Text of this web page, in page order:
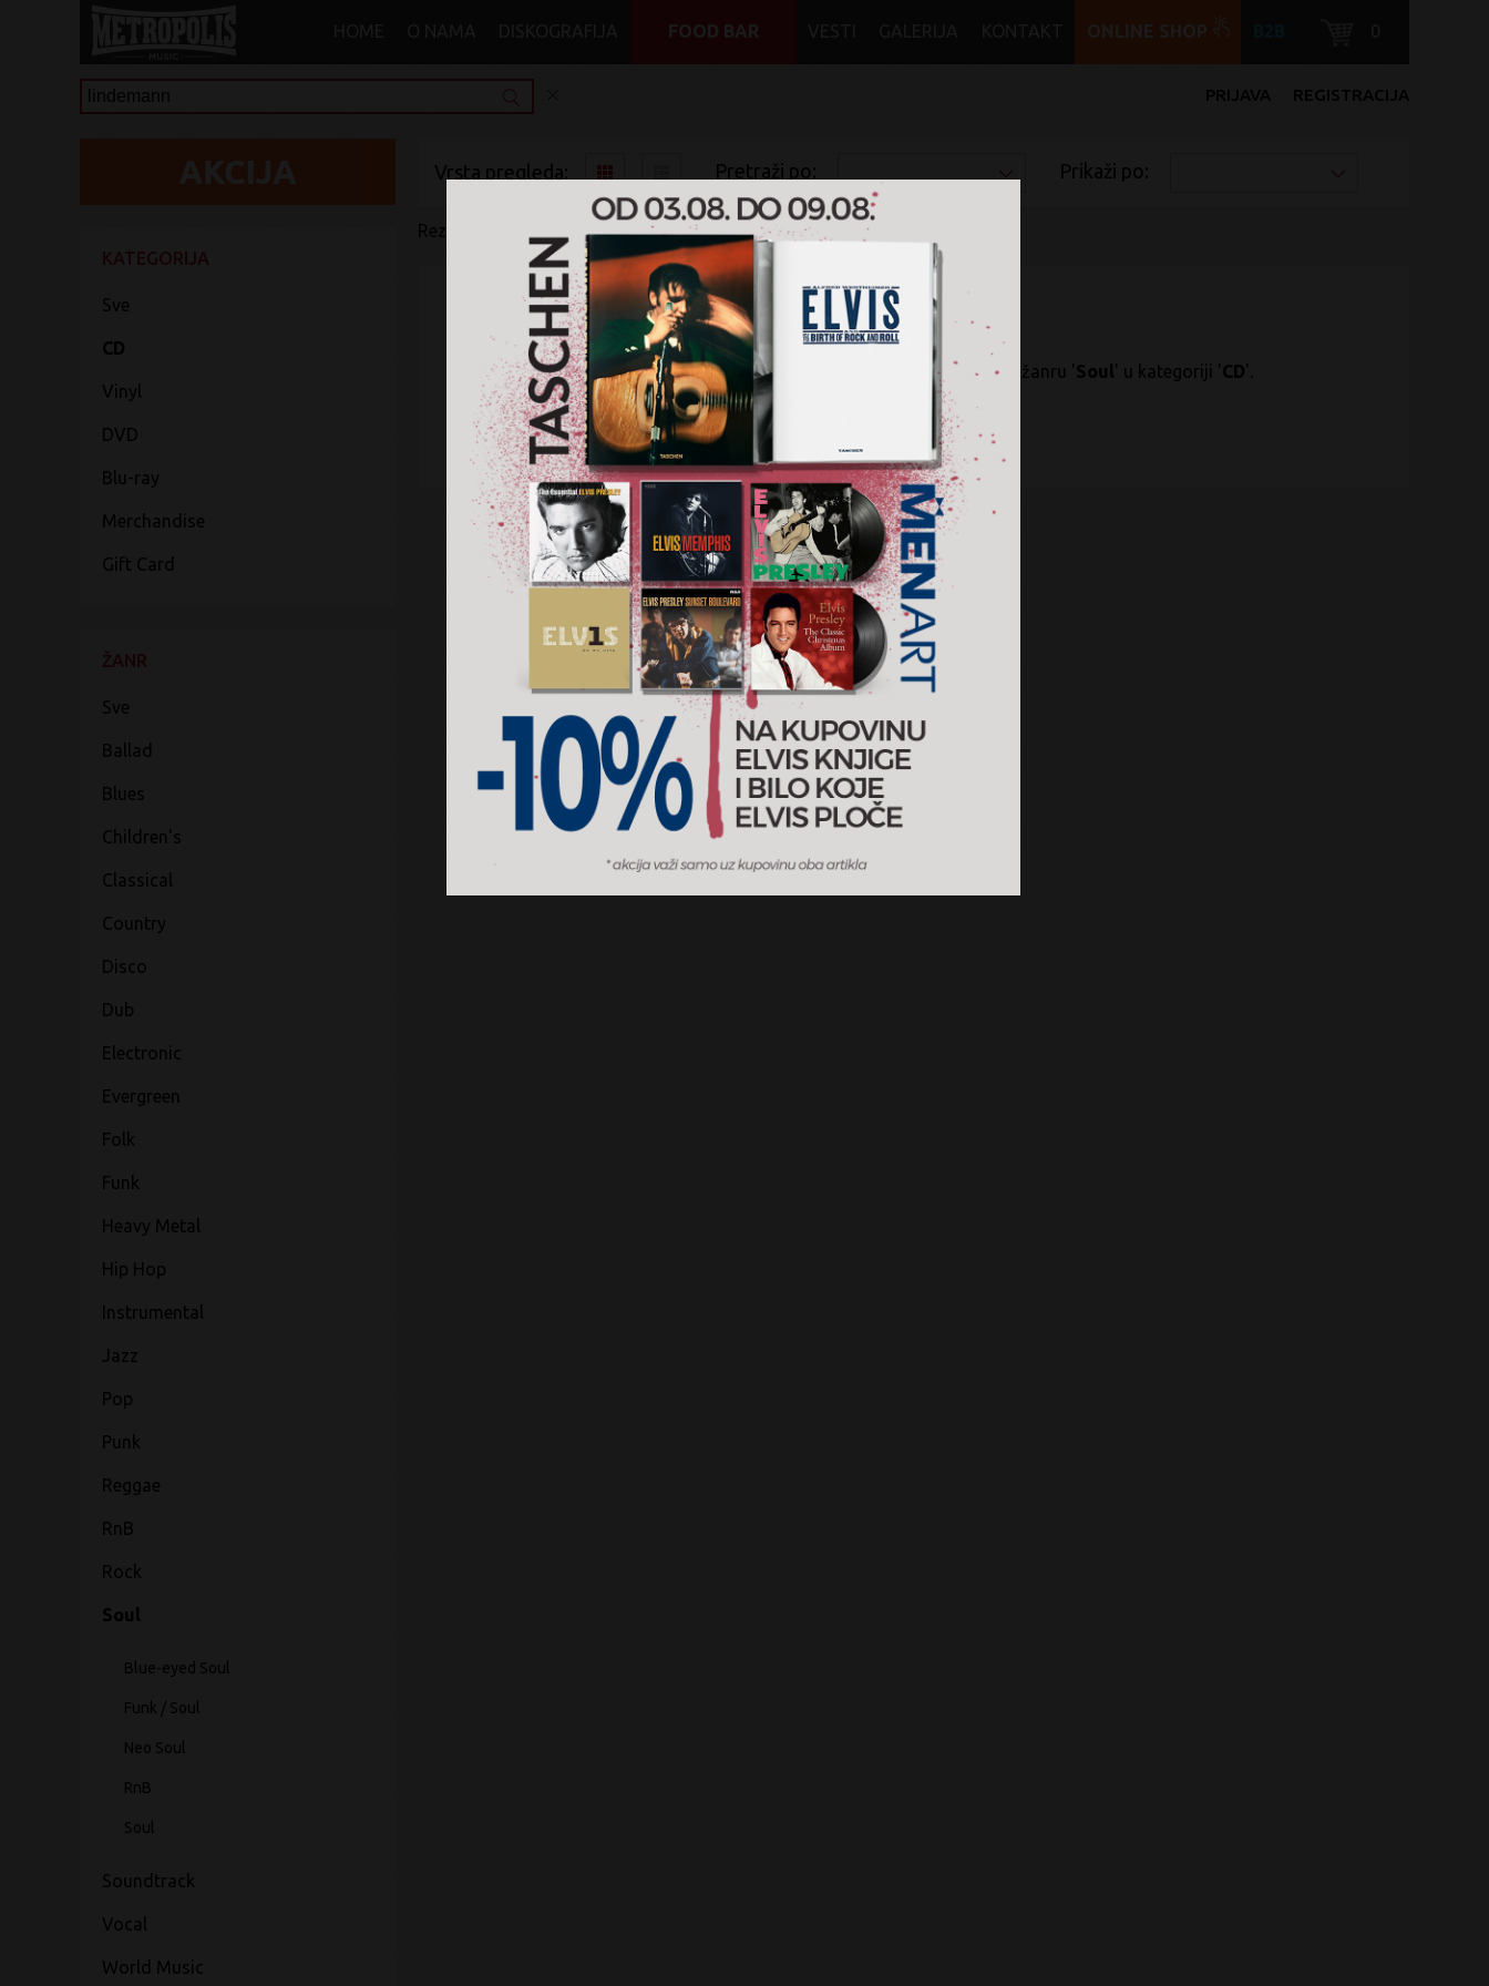
REGISTRACIJA
PRIJAVA
Sve
CD
Vinyl
DVD
Blu-ray
Merchandise
Gift Card
Sve
Ballad
Blues
Children's
Classical
Country
Disco
Dub
Electronic
Evergreen
Folk
Funk
Heavy Metal
Hip Hop
Instrumental
Jazz
Pop
Punk
Reggae
RnB
Rock
Soul
Blue-eyed Soul
Funk / Soul
Neo Soul
RnB
Soul
Soundtrack
Vocal
World Music
Vrsta pregleda: Pretraži po: Prikaži po:
Rezultati pretrage: CD
Nije pronađen nijedan artikal za pretragu ' lindemann' u žanru 'Soul ' u kategoriji 'CD'.